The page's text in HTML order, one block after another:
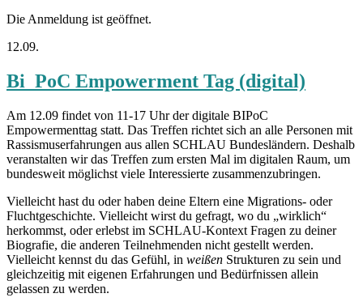
Die Anmeldung ist geöffnet.
12.09.
Bi_PoC Empowerment Tag (digital)
Am 12.09 findet von 11-17 Uhr der digitale BIPoC
Empowermenttag statt. Das Treffen richtet sich an alle Personen mit
Rassismuserfahrungen aus allen SCHLAU Bundesländern. Deshalb
veranstalten wir das Treffen zum ersten Mal im digitalen Raum, um
bundesweit möglichst viele Interessierte zusammenzubringen.
Vielleicht hast du oder haben deine Eltern eine Migrations- oder
Fluchtgeschichte. Vielleicht wirst du gefragt, wo du „wirklich“
herkommst, oder erlebst im SCHLAU-Kontext Fragen zu deiner
Biografie, die anderen Teilnehmenden nicht gestellt werden.
Vielleicht kennst du das Gefühl, in weißen Strukturen zu sein und
gleichzeitig mit eigenen Erfahrungen und Bedürfnissen allein
gelassen zu werden.